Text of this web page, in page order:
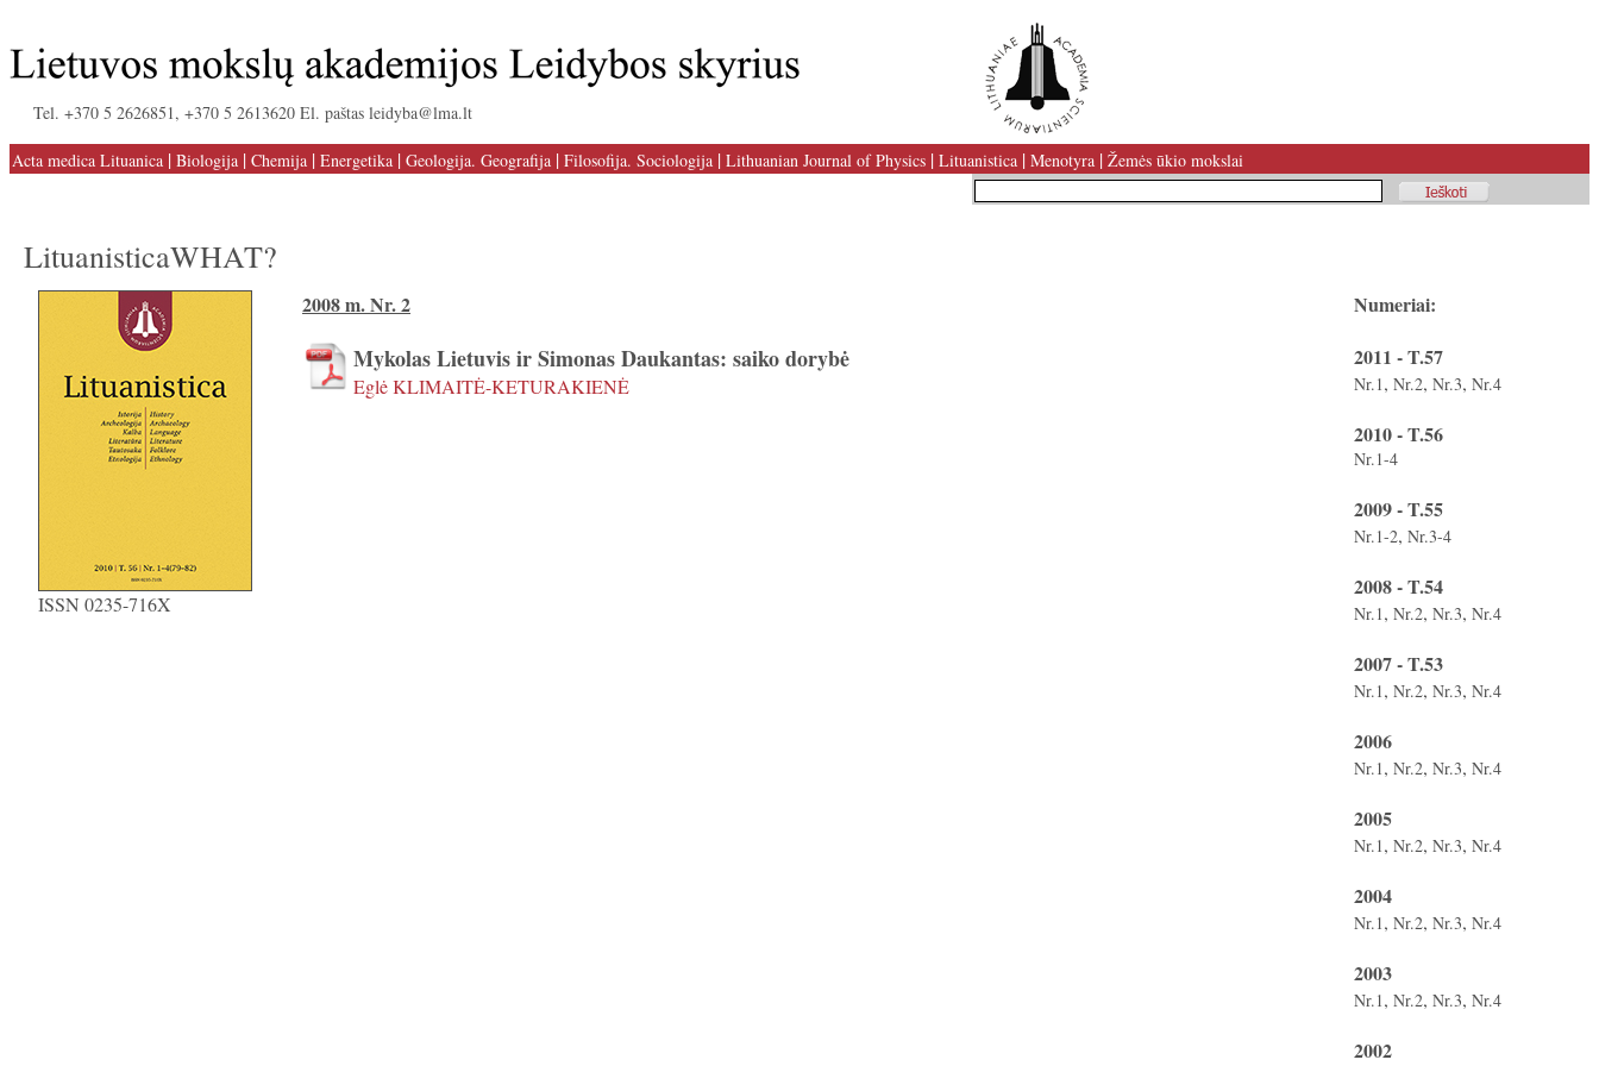
Tel. +370 5 2626851, +370 5 2613620 El. paštas leidyba@lma.lt
Acta medica Lituanica | Biologija | Chemija | Energetika | Geologija. Geografija | Filosofija. Sociologija | Lithuanian Journal of Physics | Lituanistica | Menotyra | Žemės ūkio mokslai
LituanisticaWHAT?
ISSN 0235-716X
2008 m. Nr. 2
Mykolas Lietuvis ir Simonas Daukantas: saiko dorybė
Eglė KLIMAITĖ-KETURAKIENĖ
Numeriai:
2011 - T.57
Nr.1, Nr.2, Nr.3, Nr.4
2010 - T.56
Nr.1-4
2009 - T.55
Nr.1-2, Nr.3-4
2008 - T.54
Nr.1, Nr.2, Nr.3, Nr.4
2007 - T.53
Nr.1, Nr.2, Nr.3, Nr.4
2006
Nr.1, Nr.2, Nr.3, Nr.4
2005
Nr.1, Nr.2, Nr.3, Nr.4
2004
Nr.1, Nr.2, Nr.3, Nr.4
2003
Nr.1, Nr.2, Nr.3, Nr.4
2002